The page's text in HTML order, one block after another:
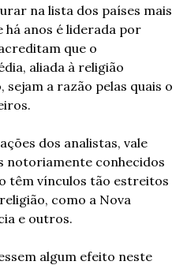
na lista dos países mais
há anos é liderada por
que o
aliada à religião
a razão pelas quais o
dos analistas, vale
notoriamente conhecidos
têm vínculos tão estreitos
como a Nova
e outros.
algum efeito neste